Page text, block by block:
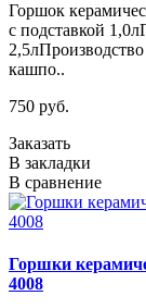
Горшок
с подставкой
кашпо..
750 руб.
Заказать
В закладки
В сравнение
Горшки
4008